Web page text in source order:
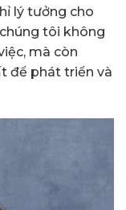
lý tưởng cho
tôi không
mà còn
để phát triển và